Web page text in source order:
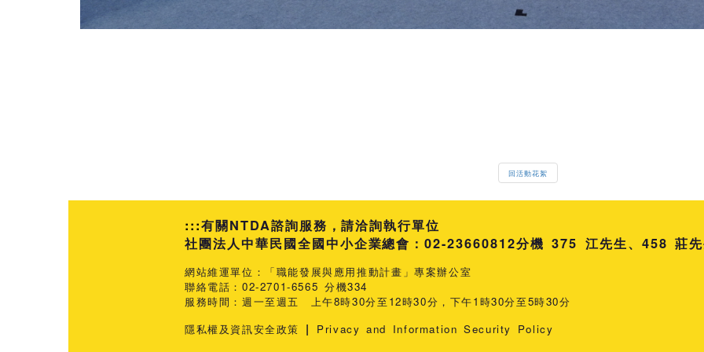
回活動花絮
:::有關NTDA諮詢服務，請洽詢執行單位
社團法人中華民國全國中小企業總會：02-23660812分機 375 江先生 458 莊
網站維運單位：「職能發展與應用推動計畫」專案辦公室
聯絡電話：02-2701-6565 分機334
服務時間：週一至週五 上午8時30分至12時30分，下午1時30分至5時30分
隱私權及資訊安全政策 | Privacy and Information Security Policy